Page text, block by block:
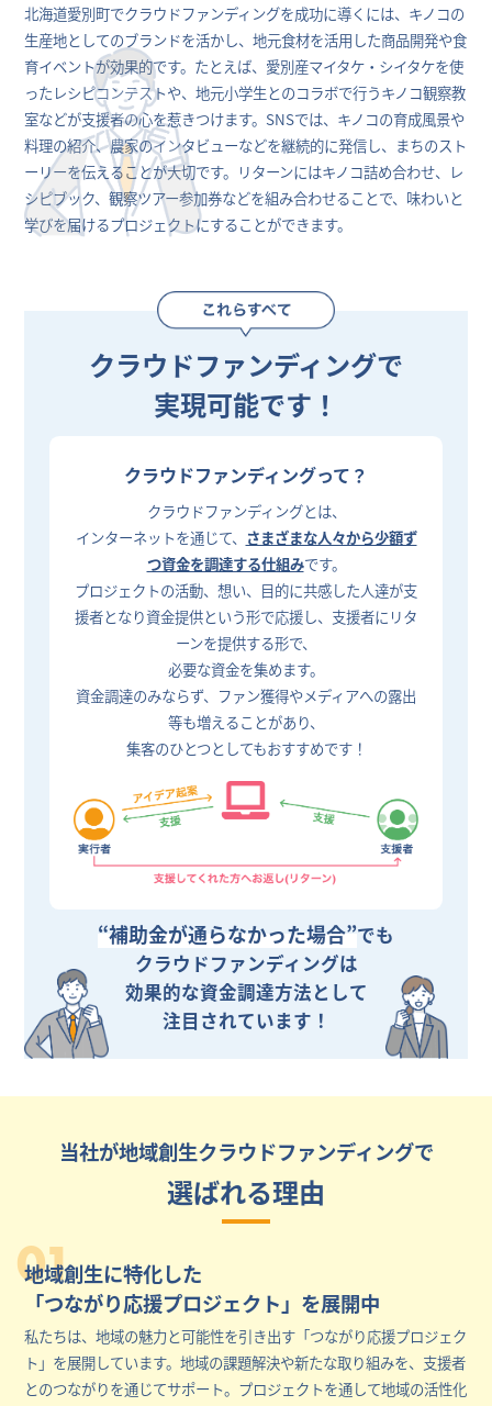
北海道愛別町でクラウドファンディングを成功に導くには、キノコの
生産地としてのブランドを活かし、地元食材を活用した商品開発や食
育イベントが効果的です。たとえば、愛別産マイタケ・シイタケを使
ったレシピコンテストや、地元小学生とのコラボで行うキノコ観察教
室などが支援者の心を惹きつけます。SNSでは、キノコの育成風景や
料理の紹介、農家のインタビューなどを継続的に発信し、まちのスト
ーリーを伝えることが大切です。リターンにはキノコ詰め合わせ、レ
シピブック、観察ツアー参加券などを組み合わせることで、味わいと
学びを届けるプロジェクトにすることができます。
クラウドファンディングで
実現可能です！
クラウドファンディングって？
クラウドファンディングとは、
インターネットを通じて、 さまざまな人々から少額ず
つ資金を調達する仕組みです。
プロジェクトの活動、想い、目的に共感した人達が支
援者となり資金提供という形で応援し、支援者にリタ
ーンを提供する形で、
必要な資金を集めます。
資金調達のみならず、ファン獲得やメディアへの露出
等も増えることがあり、
集客のひとつとしてもおすすめです！
“補助金が通らなかった場合”でも
クラウドファンディングは
効果的な資金調達方法として
注目されています！
当社が地域創生クラウドファンディングで
選ばれる理由
01
地域創生に特化した
「つながり応援プロジェクト」を展開中
私たちは、地域の魅力と可能性を引き出す「つながり応援プロジェク
ト」を展開しています。地域の課題解決や新たな取り組みを、支援者
とのつながりを通じてサポート。プロジェクトを通して地域の活性化